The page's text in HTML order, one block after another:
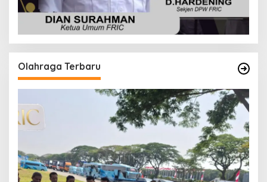
Olahraga Terbaru